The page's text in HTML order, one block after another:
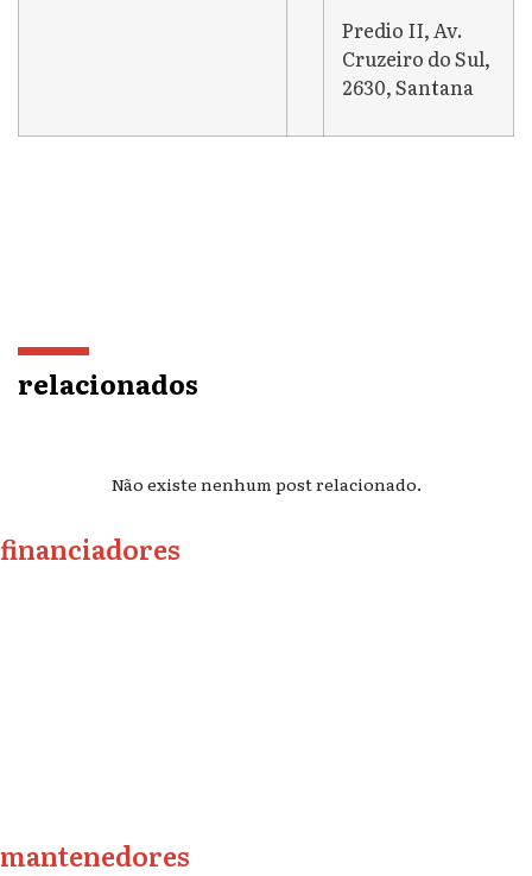
Predio II, Av.
Cruzeiro do Sul,
2630, Santana
relacionados
Não existe nenhum post relacionado.
financiadores
mantenedores